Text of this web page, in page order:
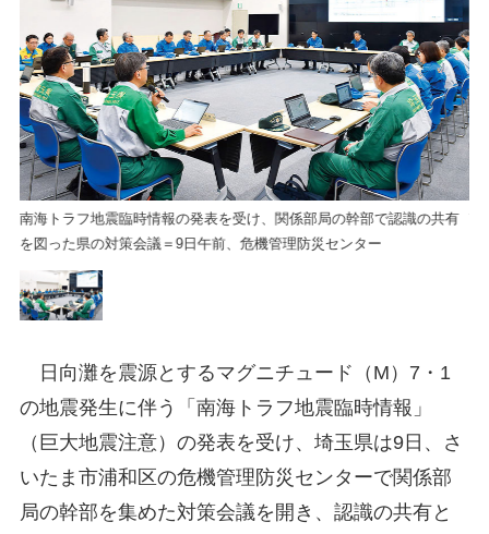
南海トラフ地震臨時情報の発表を受け、関係部局の幹部で認識の共有
を図った県の対策会議＝9日午前、危機管理防災センター
日向灘を震源とするマグニチュード（M）7・1
の地震発生に伴う「南海トラフ地震臨時情報」
（巨大地震注意）の発表を受け、埼玉県は9日、さ
いたま市浦和区の危機管理防災センターで関係部
局の幹部を集めた対策会議を開き、認識の共有と